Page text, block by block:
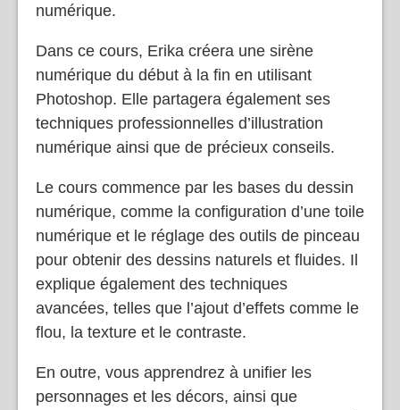
numérique.
Dans ce cours, Erika créera une sirène
numérique du début à la fin en utilisant
Photoshop. Elle partagera également ses
techniques professionnelles d’illustration
numérique ainsi que de précieux conseils.
Le cours commence par les bases du dessin
numérique, comme la configuration d’une toile
numérique et le réglage des outils de pinceau
pour obtenir des dessins naturels et fluides. Il
explique également des techniques
avancées, telles que l’ajout d’effets comme le
flou, la texture et le contraste.
En outre, vous apprendrez à unifier les
personnages et les décors, ainsi que